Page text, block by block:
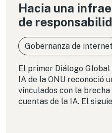
Hacia una
de
Gobernanza de internet
El primer Diálogo
IA de la ONU reconoció
vinculados con la
cuentas de la IA. El